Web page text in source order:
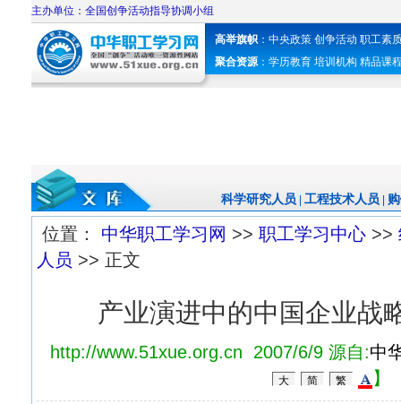
主办单位：全国创争活动指导协调小组
高举旗帜 ： 中央政策 创争活动 职工素
聚合资源： 学历教育 培训机构 精品课
科学研究人员 工程技术人员
位置： 中华职工学习网 >> 职工学习中心 >>
人员 >> 正文
产业演进中的中国企业战
http://www.51xue.org.cn 2007/6/9 源自:中
】